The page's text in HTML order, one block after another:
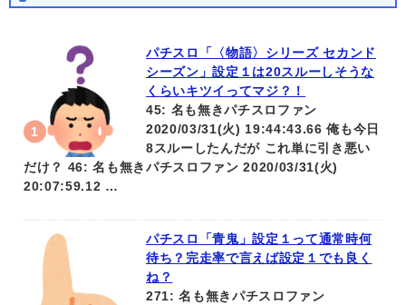
パチスロ「〈物語〉シリーズ セカンド
シーズン」設定１は20スルーしそうな
くらいキツイってマジ？！
45: 名も無きパチスロファン
2020/03/31(火) 19:44:43.66 俺も今日
8スルーしたんだが これ単に引き悪い
だけ？ 46: 名も無きパチスロファン 2020/03/31(火)
20:07:59.12 …
パチスロ「青鬼」設定１って通常時何
待ち？完走率で言えば設定１でも良く
ね？
271: 名も無きパチスロファン